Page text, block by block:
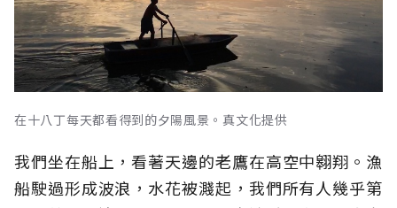
在十八丁每天都看得到的夕陽風景。真文化提供
我們坐在船上，看著天邊的老鷹在高空中翱翔。漁
船駛過形成波浪，水花被濺起，我們所有人幾乎第